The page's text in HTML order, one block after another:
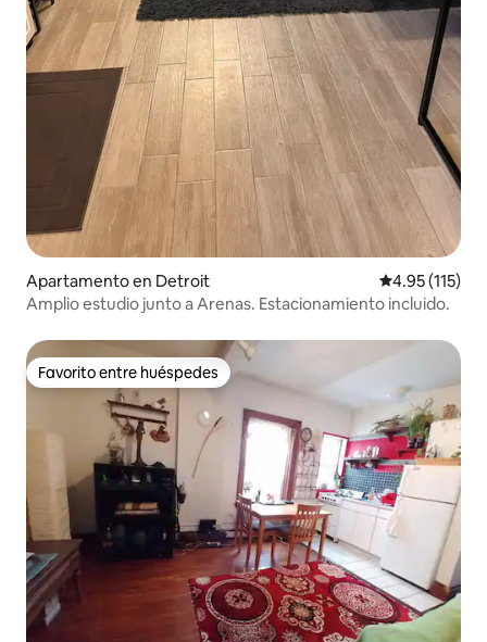
Apartamento en Detroit Calificación
4.95 (115)
Amplio estudio junto a Arenas. Estacionamiento incluido.
Favorito entre huéspedes
Favorito entre huéspedes